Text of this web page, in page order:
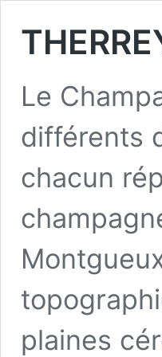
Le
différents
chacun
plaines